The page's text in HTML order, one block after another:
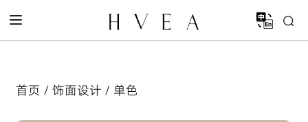
首页 /饰面设计 / 单色